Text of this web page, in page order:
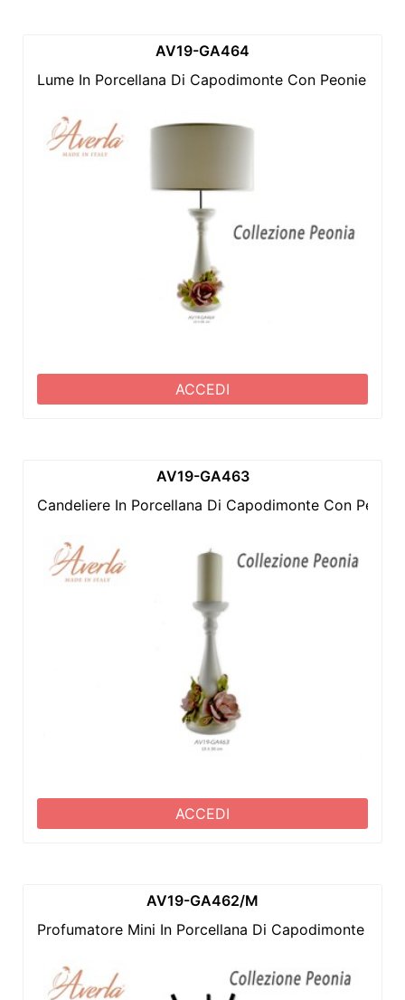
AV19-GA464
Lume In Porcellana Di Capodimonte Con Peonie
ACCEDI
AV19-GA463
Candeliere In Porcellana Di Capodimonte Con
ACCEDI
AV19-GA462/M
Profumatore Mini In Porcellana Di Capodimonte